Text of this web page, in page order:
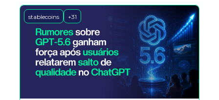
stablecoins +31